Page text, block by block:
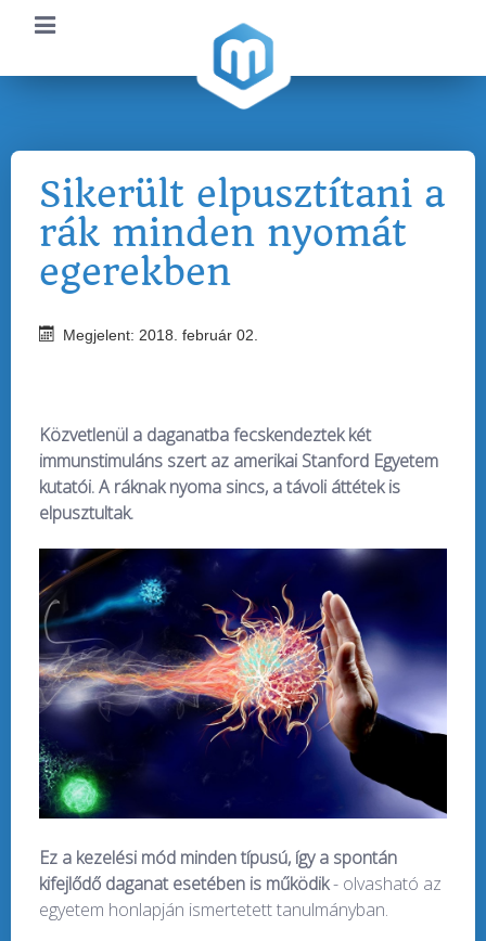
Sikerült elpusztítani a
rák minden nyomát
egerekben
Megjelent: 2018. február 02.
Közvetlenül a daganatba fecskendeztek két
immunstimuláns szert az amerikai Stanford Egyetem
kutatói. A ráknak nyoma sincs, a távoli áttétek is
elpusztultak.
Ez a kezelési mód minden típusú, így a spontán
kifejlődő daganat esetében is működik- olvasható az
egyetem honlapján ismertetett tanulmányban.